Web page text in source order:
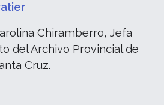
Chiramberro, Jefa
del Archivo Provincial de
Cruz.